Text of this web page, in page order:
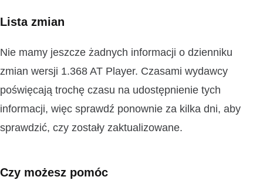
Lista zmian
Nie mamy jeszcze żadnych informacji o dzienniku
zmian wersji 1.368 AT Player. Czasami wydawcy
poświęcają trochę czasu na udostępnienie tych
informacji, więc sprawdź ponownie za kilka dni, aby
sprawdzić, czy zostały zaktualizowane.
Czy możesz pomóc